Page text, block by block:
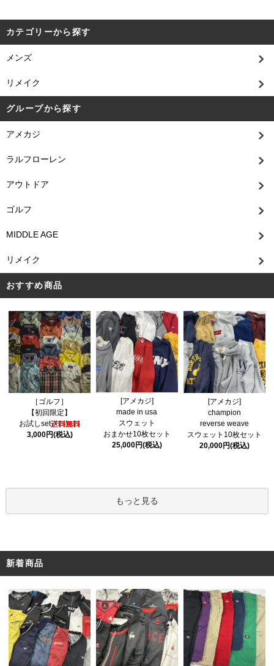
カテゴリーから探す
メンズ
リメイク
グループから探す
アメカジ
ラルフローレン
アウトドア
ゴルフ
MIDDLE AGE
リメイク
おすすめ商品
［ゴルフ］
【初回限定】
お試しset
3,000円(税込)
[アメカジ]
made in usa
スウェット
おまかせ10枚セット
25,000円(税込)
[アメカジ]
champion
reverse weave
スウェット10枚セット
20,000円(税込)
もっと見る
新着商品